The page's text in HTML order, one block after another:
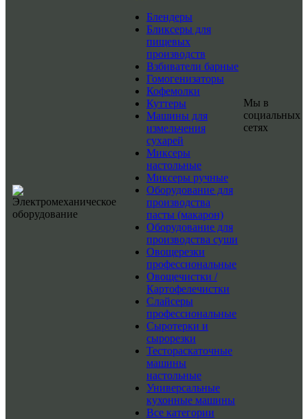
Блендеры
Бликсеры для
пищевых
производств
Взбиватели барные
Гомогенизаторы
Кофемолки
Куттеры
Машины для
измельчения
сухарей
Миксеры
настольные
Миксеры ручные
Оборудование для
производства
пасты (макарон)
Оборудование для
производства суши
Овощерезки
профессиональные
Овощечистки /
Картофелечистки
Слайсеры
профессиональные
Сыротерки и
сырорезки
Тестораскаточные
машины
настольные
Универсальные
кухонные машины
Все категории
Мы в
социальных
сетях